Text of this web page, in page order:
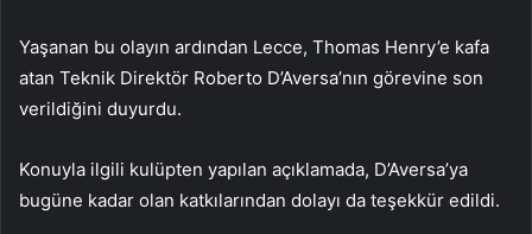
Yaşanan bu olayın ardından Lecce, Thomas Henry’e kafa
atan Teknik Direktör Roberto D’Aversa’nın görevine son
verildiğini duyurdu.
Konuyla ilgili kulüpten yapılan açıklamada, D’Aversa’ya
bugüne kadar olan katkılarından dolayı da teşekkür edildi.